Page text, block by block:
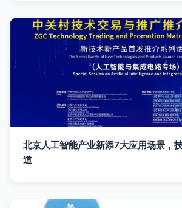
北京人工智能产业新添7大应用场景，
道